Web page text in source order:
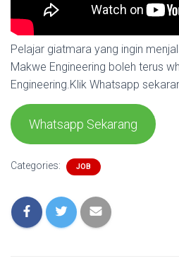
Pelajar giatmara yang ingin
Makwe Engineering boleh terus
Engineering.Klik Whatsapp
Whatsapp Sekarang
Categories: JOB